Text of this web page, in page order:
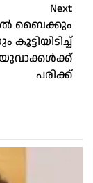
Next
ബൈക്കും
കൂട്ടിയിടിച്ച്
പരിക്ക്